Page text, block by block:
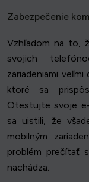
Zabezpečenie
Vzhľadom na to,
svojich
zariadeniami
ktoré sa
Otestujte svoje
sa uistili, že
mobilným
problém prečítať
nachádza.